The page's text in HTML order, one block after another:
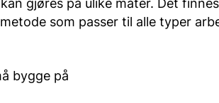
gjøres på ulike måter. Det
som passer til alle typer
bygge på